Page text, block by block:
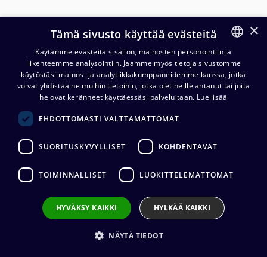
Cordial CLA LL 4 4 x 2.5 mm²
Line Array kaiutinkaapeli
54,60€
Liittimet:1 x speakON 4 / 1 x speakON 4
Kaapelin valmistaja: Cordial
Liittimen valmistaja:Neutrik
4 x 2.50 mm²
:
FINNISH
ENGLISH
×
Tämä sivusto käyttää evästeitä
Käytämme evästeitä sisällön, mainosten personointiin ja
liikenteemme analysointiin. Jaamme myös tietoja sivustomme
käytöstäsi mainos- ja analytiikkakumppaneidemme kanssa, jotka
voivat yhdistää ne muihin tietoihin, jotka olet heille antanut tai joita
he ovat keränneet käyttäessäsi palveluitaan. Lue lisää
EHDOTTOMASTI VÄLTTÄMÄTTÖMÄT
SUORITUSKYVYLLISET KOHDENTAVAT
TOIMINNALLISET LUOKITTELEMATTOMAT
HYVÄKSY KAIKKI HYLKÄÄ KAIKKI
NÄYTÄ TIEDOT